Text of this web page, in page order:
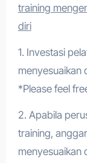
training
diri
1. Investasi
menyesuaikan
*Please feel
2. Apabila
training,
menyesuaikan